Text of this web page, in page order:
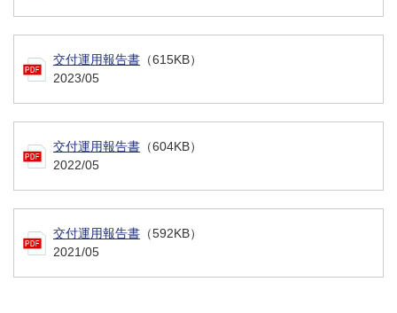
交付運用報告書 （615KB）
2023/05
交付運用報告書 （604KB）
2022/05
交付運用報告書 （592KB）
2021/05